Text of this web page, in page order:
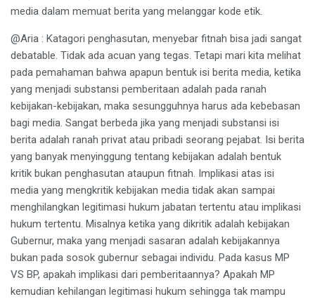
media dalam memuat berita yang melanggar kode etik.
@Aria : Katagori penghasutan, menyebar fitnah bisa jadi sangat
debatable. Tidak ada acuan yang tegas. Tetapi mari kita melihat
pada pemahaman bahwa apapun bentuk isi berita media, ketika
yang menjadi substansi pemberitaan adalah pada ranah
kebijakan-kebijakan, maka sesungguhnya harus ada kebebasan
bagi media. Sangat berbeda jika yang menjadi substansi isi
berita adalah ranah privat atau pribadi seorang pejabat. Isi berita
yang banyak menyinggung tentang kebijakan adalah bentuk
kritik bukan penghasutan ataupun fitnah. Implikasi atas isi
media yang mengkritik kebijakan media tidak akan sampai
menghilangkan legitimasi hukum jabatan tertentu atau implikasi
hukum tertentu. Misalnya ketika yang dikritik adalah kebijakan
Gubernur, maka yang menjadi sasaran adalah kebijakannya
bukan pada sosok gubernur sebagai individu. Pada kasus MP
VS BP, apakah implikasi dari pemberitaannya? Apakah MP
kemudian kehilangan legitimasi hukum sehingga tak mampu